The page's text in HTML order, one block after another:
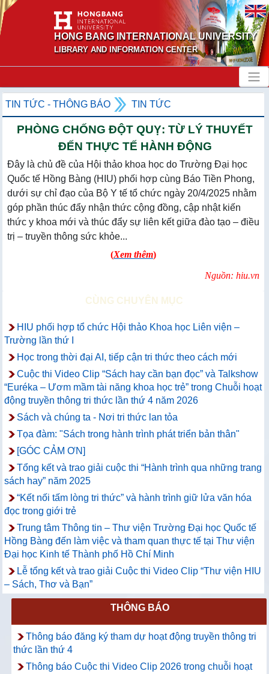
HONG BANG INTERNATIONAL UNIVERSITY
LIBRARY AND INFORMATION CENTER
TIN TỨC - THÔNG BÁO TIN TỨC
PHÒNG CHỐNG ĐỘT QUỴ: TỪ LÝ THUYẾT
ĐẾN THỰC TẾ HÀNH ĐỘNG
Đây là chủ đề của Hội thảo khoa học do Trường Đại học
Quốc tế Hồng Bàng (HIU) phối hợp cùng Báo Tiền Phong,
dưới sự chỉ đạo của Bộ Y tế tổ chức ngày 20/4/2025 nhằm
góp phần thúc đẩy nhận thức cộng đồng, cập nhật kiến
thức y khoa mới và thúc đẩy sự liên kết giữa đào tạo – điều
trị – truyền thông sức khỏe...
(Xem thêm)
Nguồn: hiu.vn
CÙNG CHUYÊN MỤC
HIU phối hợp tổ chức Hội thảo Khoa học Liên viện –
Trường lần thứ I
Học trong thời đại AI, tiếp cận tri thức theo cách mới
Cuộc thi Video Clip “Sách hay cần bạn đọc” và Talkshow
“Euréka – Ươm mầm tài năng khoa học trẻ” trong Chuỗi hoạt
động truyền thông tri thức lần thứ 4 năm 2026
Sách và chúng ta - Nơi tri thức lan tỏa
Tọa đàm: "Sách trong hành trình phát triển bản thân"
[GÓC CẢM ƠN]
Tổng kết và trao giải cuộc thi “Hành trình qua những trang
sách hay” năm 2025
“Kết nối tấm lòng tri thức” và hành trình giữ lửa văn hóa
đọc trong giới trẻ
Trung tâm Thông tin – Thư viện Trường Đại học Quốc tế
Hồng Bàng đến làm việc và tham quan thực tế tại Thư viện
Đại học Kinh tế Thành phố Hồ Chí Minh
Lễ tổng kết và trao giải Cuộc thi Video Clip “Thư viện HIU
– Sách, Thơ và Bạn”
THÔNG BÁO
Thông báo đăng ký tham dự hoạt động truyền thông tri
thức lần thứ 4
Thông báo Cuộc thi Video Clip 2026 trong chuỗi hoạt